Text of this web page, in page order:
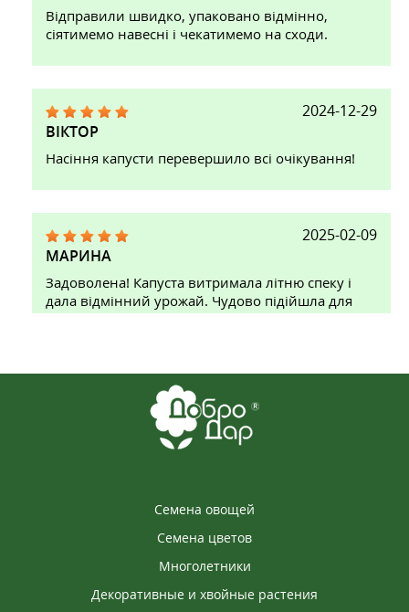
Відправили швидко, упаковано відмінно,
сіятимемо навесні і чекатимемо на сходи.
2024-12-29
ВІКТОР
Насіння капусти перевершило всі очікування!
2025-02-09
МАРИНА
Задоволена! Капуста витримала літню спеку і
дала відмінний урожай. Чудово підійшла для
салатів і квашення.Невибаглива, росла добре
Семена овощей
Семена цветов
Многолетники
Декоративные и хвойные растения